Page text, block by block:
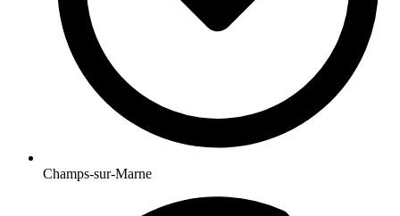
Champs-sur-Marne